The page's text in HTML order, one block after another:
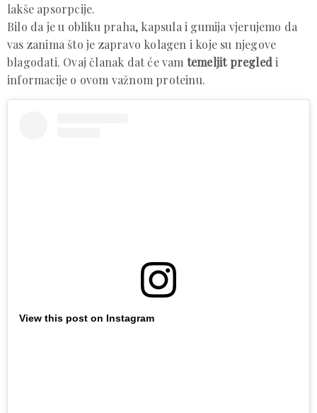
lakše apsorpcije.
Bilo da je u obliku praha, kapsula i gumija vjerujemo da
vas zanima što je zapravo kolagen i koje su njegove
blagodati. Ovaj članak dat će vam temeljit pregled i
informacije o ovom važnom proteinu.
View this post on Instagram